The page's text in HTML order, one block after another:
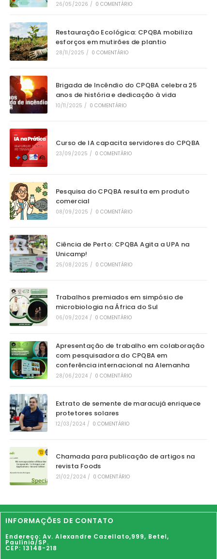
26/05/2026 / 0 COMENTÁRIO
Restauração Ecológica: CPQBA mobiliza
esforços em mutirões de plantio
28/11/2025 / 0 COMENTÁRIO
Brigada de Incêndio do CPQBA celebra 25
anos de história e dedicação à vida
10/11/2025 / 0 COMENTÁRIO
Curso de IA capacita servidores do CPQBA
23/09/2025 / 0 COMENTÁRIO
Pesquisa do CPQBA resulta em produto
comercial
08/09/2025 / 0 COMENTÁRIO
Ciência de Perto: CPQBA Agita a UPA na
Unicamp!
25/08/2025 / 0 COMENTÁRIO
Trabalhos premiados em simpósio de
microbiologia na África do Sul
06/09/2024 / 0 COMENTÁRIO
Apresentação de trabalho em colaboração
com pesquisadora do CPQBA em
conferência internacional na Alemanha
28/06/2024 / 0 COMENTÁRIO
Extrato de semente de maracujá enriquece
protetores solares
12/03/2024 / 0 COMENTÁRIO
Chamada para publicação de artigos na
revista Foods
21/02/2024 / 0 COMENTÁRIO
INFORMAÇÕES DE CONTATO
Endereço: Av. Alexandre Cazellato,999, Betel,
Paulínia/SP.
CEP: 13148-218